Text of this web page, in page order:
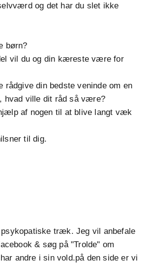
og det har du slet ikke
børn?
vil du og din kæreste være for
rådgive din bedste veninde om en
hvad ville dit råd så være?
af nogen til at blive langt væk
til dig.
træk. Jeg vil anbefale
& søg på "Trolde" om
andre i sin vold.på den side er vi